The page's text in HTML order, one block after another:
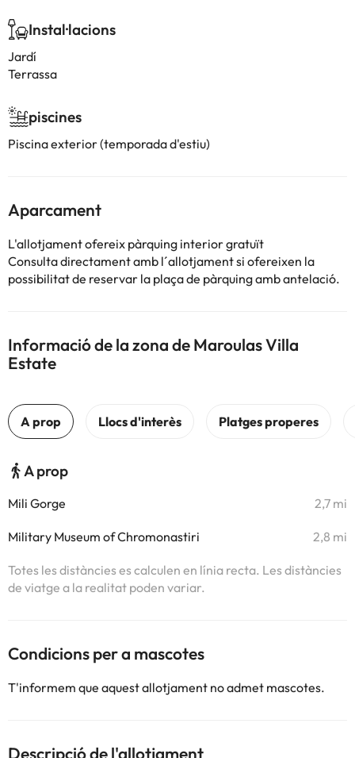
Instal·lacions
Jardí
Terrassa
piscines
Piscina exterior (temporada d'estiu)
Aparcament
L'allotjament ofereix pàrquing interior gratuït
Consulta directament amb l´allotjament si ofereixen la
possibilitat de reservar la plaça de pàrquing amb antelació.
Informació de la zona de Maroulas Villa
Estate
A prop
Mili Gorge 2,7 mi
Military Museum of Chromonastiri 2,8 mi
Totes les distàncies es calculen en línia recta. Les distàncies
de viatge a la realitat poden variar.
Condicions per a mascotes
T'informem que aquest allotjament no admet mascotes.
Descripció de l'allotjament